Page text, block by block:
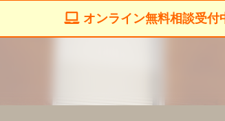
オンライン無料相談受付